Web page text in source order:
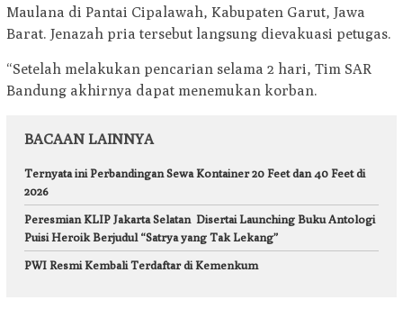
Maulana di Pantai Cipalawah, Kabupaten Garut, Jawa
Barat. Jenazah pria tersebut langsung dievakuasi petugas.
“Setelah melakukan pencarian selama 2 hari, Tim SAR
Bandung akhirnya dapat menemukan korban.
BACAAN LAINNYA
Ternyata ini Perbandingan Sewa Kontainer 20 Feet dan 40 Feet di
2026
Peresmian KLIP Jakarta Selatan Disertai Launching Buku Antologi
Puisi Heroik Berjudul “Satrya yang Tak Lekang”
PWI Resmi Kembali Terdaftar di Kemenkum